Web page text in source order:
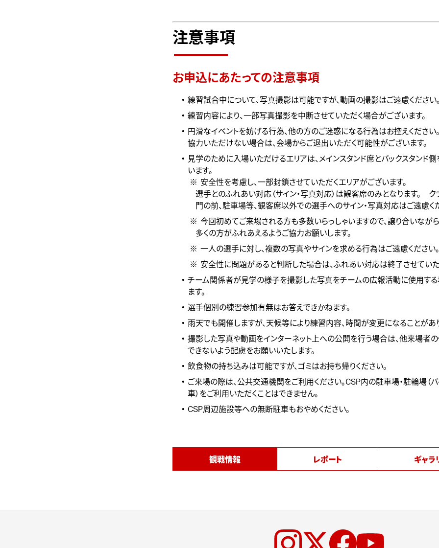
注意事項
お申込にあたっての注意事項
練習試合中について、写真撮影は可能ですが、動画の撮影はご遠慮ください。
練習内容により、一部写真撮影を中断させていただく場合がございます。
円滑なイベントを妨げる行為、他の方のご迷惑になる行為はお控えください
協力いただけない場合は、会場からご退出いただく可能性がございます。
見学のために入場いただけるエリアは、メインスタンド席とバックスタンド側
います。
安全性を考慮し、一部封鎖させていただくエリアがございます。
選手とのふれあい対応（サイン・写真対応）は観客席のみとなります。 ク
門の前、駐車場等、観客席以外での選手へのサイン・写真対応はご遠慮く
今回初めてご来場される方も多数いらっしゃいますので、譲り合いなが
多くの方がふれあえるようご協力お願いします。
一人の選手に対し、複数の写真やサインを求める行為はご遠慮ください。
安全性に問題があると判断した場合は、ふれあい対応は終了させていた
チーム関係者が見学の様子を撮影した写真をチームの広報活動に使用す
ます。
選手個別の練習参加有無はお答えできかねます。
雨天でも開催しますが、天候等により練習内容、時間が変更になることがあ
撮影した写真や動画をインターネット上への公開を行う場合は、他来場者
できないよう配慮をお願いいたします。
飲食物の持ち込みは可能ですが、ゴミはお持ち帰りください。
ご来場の際は、公共交通機関をご利用ください。CSP内の駐車場・駐輪場（バ
車）をご利用いただくことはできません。
CSP周辺施設等への無断駐車もおやめください。
観戦情報 レポート ギャラ